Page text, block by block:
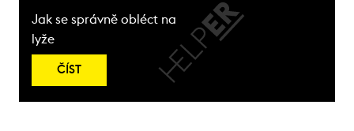
Jak se správně obléct na
lyže
ČÍST